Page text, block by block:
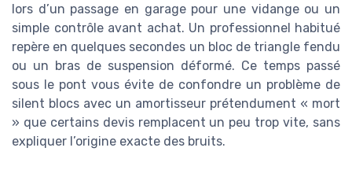
lors d’un passage en garage pour une vidange ou un
simple contrôle avant achat. Un professionnel habitué
repère en quelques secondes un bloc de triangle fendu
ou un bras de suspension déformé. Ce temps passé
sous le pont vous évite de confondre un problème de
silent blocs avec un amortisseur prétendument « mort
» que certains devis remplacent un peu trop vite, sans
expliquer l’origine exacte des bruits.